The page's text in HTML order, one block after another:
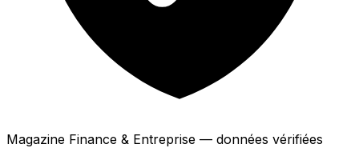
Magazine Finance & Entreprise — données vérifiées